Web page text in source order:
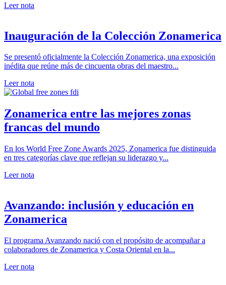
Leer nota
Inauguración de la Colección Zonamerica
Se presentó oficialmente la Colección Zonamerica, una exposición
inédita que reúne más de cincuenta obras del maestro...
Leer nota
Zonamerica entre las mejores zonas
francas del mundo
En los World Free Zone Awards 2025, Zonamerica fue distinguida
en tres categorías clave que reflejan su liderazgo y...
Leer nota
Avanzando: inclusión y educación en
Zonamerica
El programa Avanzando nació con el propósito de acompañar a
colaboradores de Zonamerica y Costa Oriental en la...
Leer nota